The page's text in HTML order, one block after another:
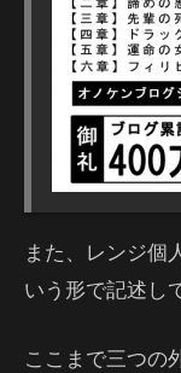
また、レンジ個
いう形で記述し
ここまで三つの